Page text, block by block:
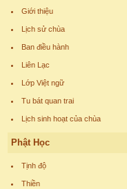
Giới thiệu
Lịch sử chùa
Ban điều hành
Liên Lạc
Lớp Việt ngữ
Tu bát quan trai
Lịch sinh hoạt của chùa
Phật Học
Tịnh độ
Thiền